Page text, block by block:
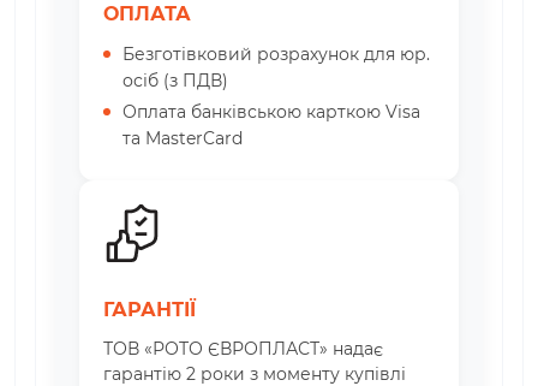
ОПЛАТА
Безготівковий розрахунок для юр.
осіб (з ПДВ)
Оплата банківською карткою Visa
та MasterCard
ГАРАНТІЇ
ТОВ «РОТО ЄВРОПЛАСТ» надає
гарантію 2 роки з моменту купівлі